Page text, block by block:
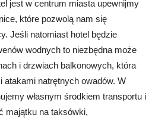
jest w centrum miasta upewnijmy
które pozwolą nam się
Jeśli natomiast hotel będzie
wodnych to niezbędna może
i drzwiach balkonowych, która
natrętnych owadów. W
własnym środkiem transportu i
majątku na taksówki,